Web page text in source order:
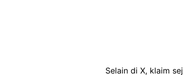
Selain di X, klaim